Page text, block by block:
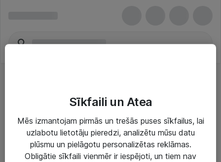
Risinājumi & Pakalpojumi
IT serviss un atbalsts
Sīkfaili un Atea
Mēs izmantojam pirmās un trešās puses sīkfailus, lai
uzlabotu lietotāju pieredzi, analizētu mūsu datu
plūsmu un pielāgotu personalizētas reklāmas.
Obligātie sīkfaili vienmēr ir iespējoti, un tiem nav